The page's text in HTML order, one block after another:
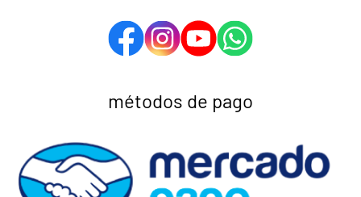
métodos de pago